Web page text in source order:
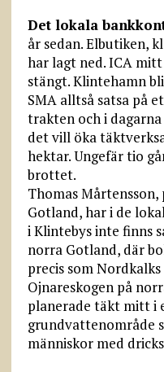
Det lokala
år sedan. Elbutiken,
har lagt ned. ICA
stängt. Klintehamn
SMA alltså satsa på
trakten och i
det vill öka
hektar. Ungefär tio
brottet.
Thomas
Gotland, har i de
i Klintebys inte finns
norra Gotland, där
precis som
Ojnareskogen på
planerade täkt mitt i
grundvattenområde
människor med